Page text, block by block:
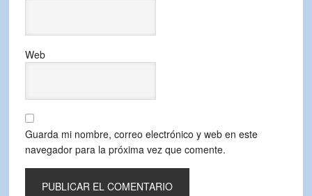
Web
Guarda mi nombre, correo electrónico y web en este
navegador para la próxima vez que comente.